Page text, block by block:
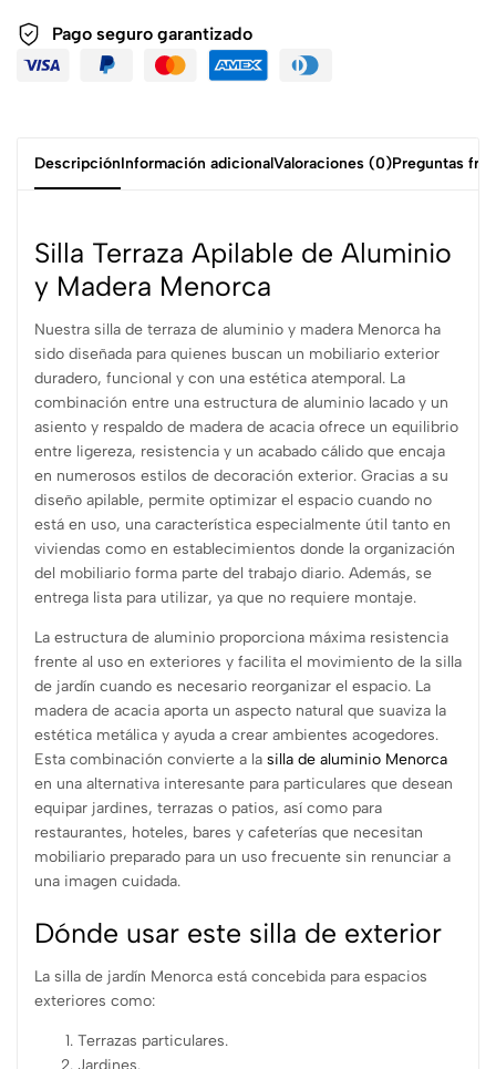
Pago seguro garantizado
DescripciónInformación adicionalValoraciones (0)Preguntas
Silla Terraza Apilable de Aluminio
y Madera Menorca
Nuestra silla de terraza de aluminio y madera Menorca ha
sido diseñada para quienes buscan un mobiliario exterior
duradero, funcional y con una estética atemporal. La
combinación entre una estructura de aluminio lacado y un
asiento y respaldo de madera de acacia ofrece un equilibrio
entre ligereza, resistencia y un acabado cálido que encaja
en numerosos estilos de decoración exterior. Gracias a su
diseño apilable, permite optimizar el espacio cuando no
está en uso, una característica especialmente útil tanto en
viviendas como en establecimientos donde la organización
del mobiliario forma parte del trabajo diario. Además, se
entrega lista para utilizar, ya que no requiere montaje.
La estructura de aluminio proporciona máxima resistencia
frente al uso en exteriores y facilita el movimiento de la silla
de jardín cuando es necesario reorganizar el espacio. La
madera de acacia aporta un aspecto natural que suaviza la
estética metálica y ayuda a crear ambientes acogedores.
Esta combinación convierte a la silla de aluminio Menorca
en una alternativa interesante para particulares que desean
equipar jardines, terrazas o patios, así como para
restaurantes, hoteles, bares y cafeterías que necesitan
mobiliario preparado para un uso frecuente sin renunciar a
una imagen cuidada.
Dónde usar este silla de exterior
La silla de jardín Menorca está concebida para espacios
exteriores como:
Terrazas particulares.